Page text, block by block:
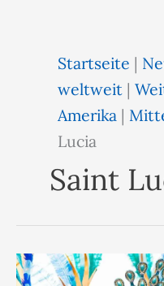
Startseite |
weltweit |
Amerika |
Lucia
Saint